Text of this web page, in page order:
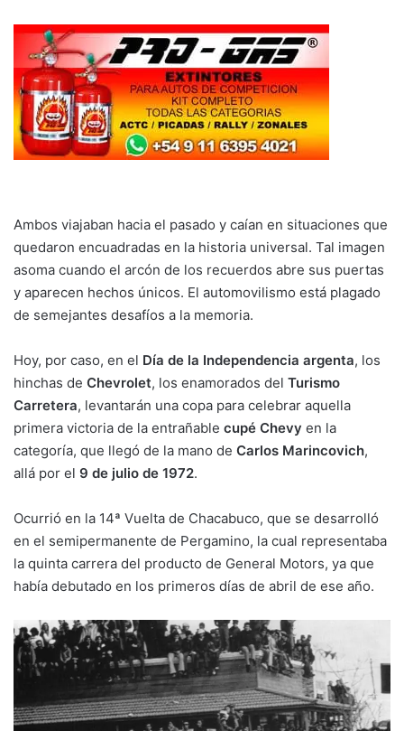
Ambos viajaban hacia el pasado y caían en situaciones que
quedaron encuadradas en la historia universal. Tal imagen
asoma cuando el arcón de los recuerdos abre sus puertas
y aparecen hechos únicos. El automovilismo está plagado
de semejantes desafíos a la memoria.
Hoy, por caso, en el Día de la Independencia argenta, los
hinchas de Chevrolet, los enamorados del Turismo
Carretera, levantarán una copa para celebrar aquella
primera victoria de la entrañable cupé Chevy en la
categoría, que llegó de la mano de Carlos Marincovich,
allá por el 9 de julio de 1972.
Ocurrió en la 14ª Vuelta de Chacabuco, que se desarrolló
en el semipermanente de Pergamino, la cual representaba
la quinta carrera del producto de General Motors, ya que
había debutado en los primeros días de abril de ese año.